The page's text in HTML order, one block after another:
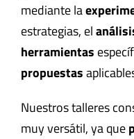
mediante la
estrategias, el
herramientas
propuestas
Nuestros talleres
muy versátil, ya que